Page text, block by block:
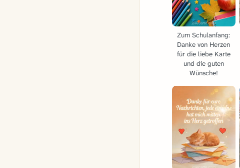
Zum Schulanfang:
Danke von Herzen
für die liebe Karte
und die guten
Wünsche!